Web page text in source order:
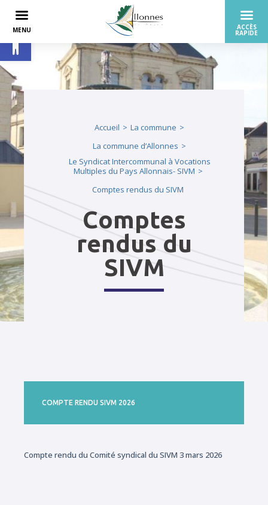
Ouvrir la barre d’outils
Accueil
La commune
La commune d’Allonnes
Le Syndicat Intercommunal à Vocations
Multiples du Pays Allonnais- SIVM
Comptes rendus du SIVM
Comptes
rendus du
SIVM
COMPTE RENDU SIVM 2026
Compte rendu du Comité syndical du SIVM 3 mars 2026